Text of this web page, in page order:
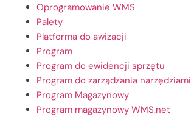
Oprogramowanie WMS
Palety
Platforma do awizacji
Program
Program do ewidencji sprzętu
Program do zarządzania narzędziami
Program Magazynowy
Program magazynowy WMS.net